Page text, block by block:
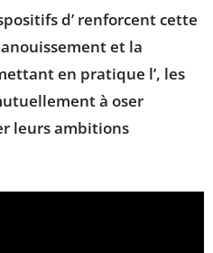
d’ renforcent cette
et la
en pratique l’, les
à oser
leurs ambitions